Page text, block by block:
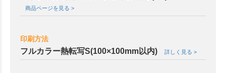
商品ページを見る >
印刷方法
フルカラー熱転写S(100×100mm以内) 詳しく見る >